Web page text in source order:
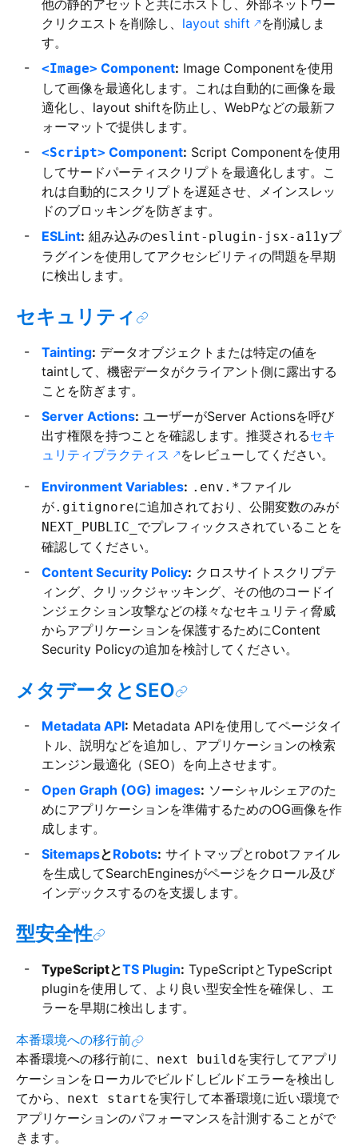
他の静的アセットと共にホストし、外部ネットワー
クリクエストを削除し、 layout shift
を削減しま
す。
<Image> Component: Image Componentを使用
して画像を最適化します。これは自動的に画像を最
適化し、layout shiftを防止し、WebPなどの最新フ
ォーマットで提供します。
<Script> Component: Script Componentを使用
してサードパーティスクリプトを最適化します。こ
れは自動的にスクリプトを遅延させ、メインスレッ
ドのブロッキングを防ぎます。
ESLint: 組み込みのeslint-plugin-jsx-a11yプ
ラグインを使用してアクセシビリティの問題を早期
に検出します。
セキュリティ
Tainting: データオブジェクトまたは特定の値を
taintして、機密データがクライアント側に露出する
ことを防ぎます。
Server Actions: ユーザーがServer Actionsを呼び
出す権限を持つことを確認します。推奨されるセキ
ュリティプラクティス
をレビューしてください。
Environment Variables: .env.*ファイル
が.gitignoreに追加されており、公開変数のみが
NEXT_PUBLIC_ でプレフィックスされていることを
確認してください。
Content Security Policy: クロスサイトスクリプテ
ィング、クリックジャッキング、その他のコードイ
ンジェクション攻撃などの様々なセキュリティ脅威
からアプリケーションを保護するためにContent
Security Policyの追加を検討してください。
メタデータとSEO
Metadata API: Metadata APIを使用してページタイ
トル、説明などを追加し、アプリケーションの検索
エンジン最適化（SEO）を向上させます。
Open Graph (OG) images: ソーシャルシェアのた
めにアプリケーションを準備するためのOG画像を作
成します。
SitemapsとRobots: サイトマップとrobotファイル
を生成してSearchEnginesがページをクロール及び
インデックスするのを支援します。
型安全性
TypeScriptとTS Plugin: TypeScriptとTypeScript
pluginを使用して、より良い型安全性を確保し、エ
ラーを早期に検出します。
本番環境への移行前
本番環境への移行前に、 next buildを実行してアプリ
ケーションをローカルでビルドしビルドエラーを検出し
てから、 next start を実行して本番環境に近い環境で
アプリケーションのパフォーマンスを計測することがで
きます。